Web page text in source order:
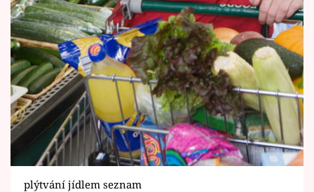
plýtvání jídlem seznam